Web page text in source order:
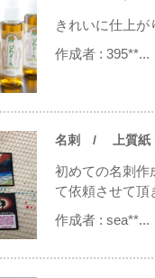
きれいに仕上
作成者 : 395**...
名刺 / 上質紙
初めての名刺作
て依頼させて頂
作成者 : sea**...